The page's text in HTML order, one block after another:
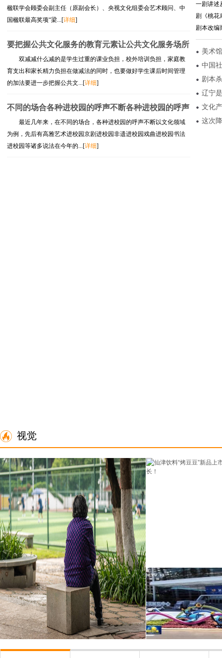
楹联学会顾委会副主任（原副会长）、央视文化组委会艺术顾问、中
国楹联最高奖项“梁...[详细]
要把握公共文化服务的教育元素让公共文化服务场所
双减减什么减的是学生过重的课业负担，校外培训负担，家庭教
育支出和家长精力负担在做减法的同时，也要做好学生课后时间管理
的加法要进一步把握公共文...[详细]
不同的场合各种进校园的呼声不断各种进校园的呼声
最近几年来，在不同的场合，各种进校园的呼声不断以文化领域
为例，先后有高雅艺术进校园京剧进校园非遗进校园戏曲进校园书法
进校园等诸多说法在今年的...[详细]
一剧讲述
剧《桃花
剧本改编
美术
中国
剧本
辽宁
文化
这次
视觉
被智能时代遗忘，一群老人的“AI求生
仙津饮料“烤豆豆”
类撬动新
第二届中国国际消